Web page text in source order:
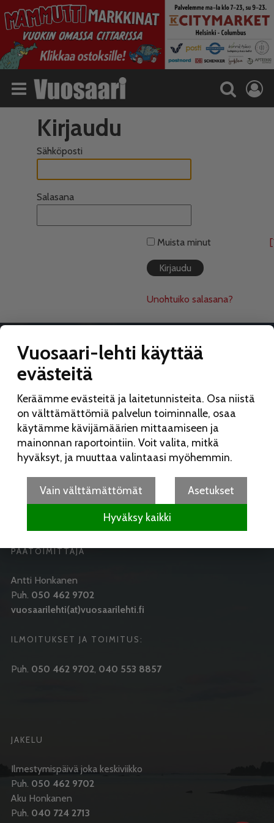
Kirjaudu
Sähköposti
Salasana
Muista minut
Unohtuiko salasana?
VUOSAARI-LEHTI
Toimitus:
Vuosaari-lehti
Merikorttikuja 6 E
00960 Helsinki
Puh:
050 462 9702
vuosaarilehti(at)vuosaarilehti.fi
PÄÄTOIMITTAJA
Antti Honkanen
Puh. 050 462 9702
vuosaarilehti(at)vuosaarilehti.fi
ILMOITUKSET JA TOIMITUS:
Puh. 050 462 9702, 040 553 8857
JAKELU
Ilmestymispäivä joka keskiviikko
Puh. 050 462 9702
Aku Honkanen
Puh. 040 724 2713
Vuosaari-lehti käyttää
evästeitä
Keräämme evästeitä ja laitetunnisteita. Osa niistä
on välttämättömiä palvelun toiminnalle, osaa
käytämme kävijämäärien mittaamiseen ja
mainonnan raportointiin. Voit valita, mitkä
hyväksyt, ja muuttaa valintaasi myöhemmin.
Vain välttämättömät Asetukset
Hyväksy kaikki